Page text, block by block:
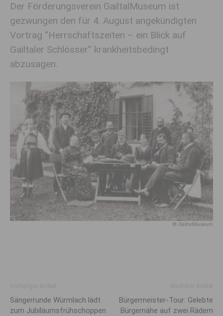
Der Förderungsverein GailtalMuseum ist
gezwungen den für 4. August angekündigten
Vortrag “Herrschaftszeiten – ein Blick auf
Gailtaler Schlösser” krankheitsbedingt
abzusagen.
© GailtalMuseum
Sängerrunde Würmlach lädt
zum Jubiläumsfrühschoppen
Bürgermeister-Tour: Gelebte
Bürgernähe auf zwei Rädern